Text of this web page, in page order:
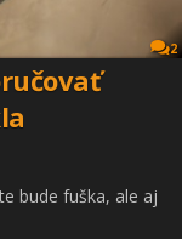
2
bude fuška, ale aj